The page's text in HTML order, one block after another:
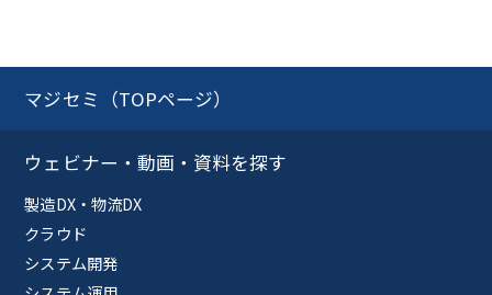
マジセミ（TOPページ）
ウェビナー・動画・資料を探す
製造DX・物流DX
クラウド
システム開発